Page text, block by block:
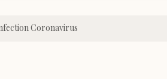
Coronavirus